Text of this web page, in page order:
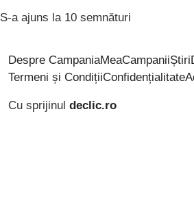
S-a ajuns la 10 semnături
Despre CampaniaMeaCampaniiȘtiri
Termeni și CondițiiConfidențialitate
Cu sprijinul declic.ro